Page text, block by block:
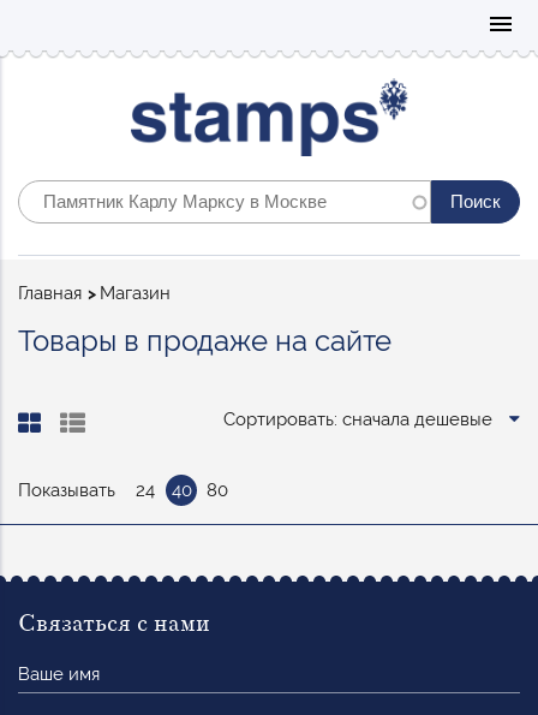
menu
Строка
Главная Магазин
Товары в продаже на сайте
Сортировать: сначала дешевые
Показывать 24 40 80
Связаться с нами
имя